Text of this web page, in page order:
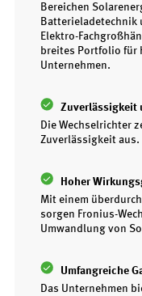
Bereichen
Batterieladetechnik
Elektro-
breites Portfolio für
Unternehmen.
Zuverlässigkeit
Die Wechselrichter
Zuverlässigkeit aus.
Hoher
Mit einem
sorgen Fronius-
Umwandlung von
Umfangreiche
Das Unternehmen